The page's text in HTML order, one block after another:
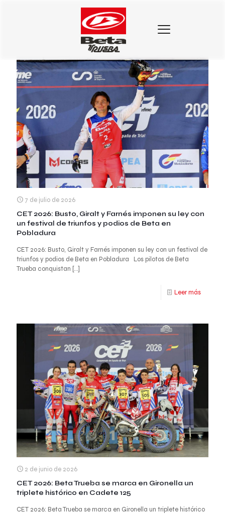
Etiquetas Autores Mostrar todo
7 de julio de 2026
CET 2026: Busto, Giralt y Farnés imponen su ley con
un festival de triunfos y podios de Beta en
Pobladura
CET 2026: Busto, Giralt y Farnés imponen su ley con un festival de
triunfos y podios de Beta en Pobladura Los pilotos de Beta
Trueba conquistan […]
Leer más
2 de junio de 2026
CET 2026: Beta Trueba se marca en Gironella un
triplete histórico en Cadete 125
CET 2026: Beta Trueba se marca en Gironella un triplete histórico